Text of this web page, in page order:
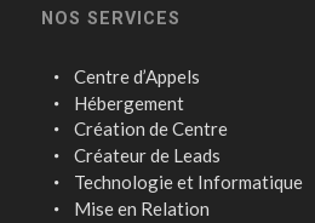
NOS SERVICES
Centre d’Appels
Hébergement
Création de Centre
Créateur de Leads
Technologie et Informatique
Mise en Relation